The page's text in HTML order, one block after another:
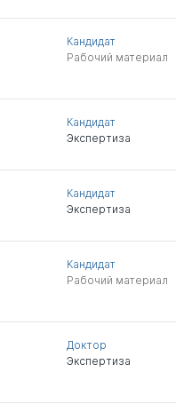
Кандидат
Рабочий материал
Кандидат
Экспертиза
Кандидат
Экспертиза
Кандидат
Рабочий материал
Доктор
Экспертиза